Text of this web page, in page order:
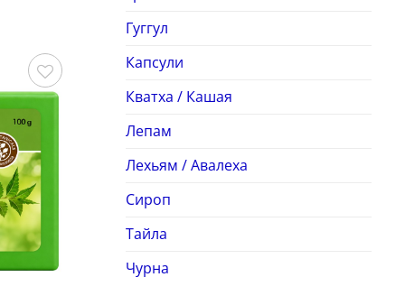
Гуггул
Капсули
Кватха / Кашая
Лепам
Лехьям / Авалеха
Сироп
Тайла
Чурна
Зберегти